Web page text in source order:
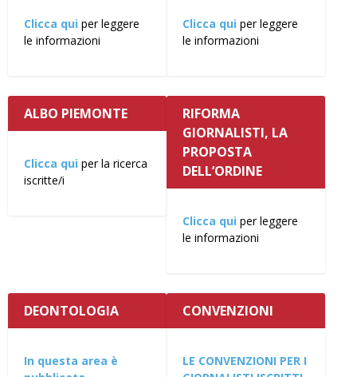
Clicca qui per leggere
le informazioni
Clicca qui per leggere
le informazioni
ALBO PIEMONTE
Clicca qui per la ricerca
iscritte/i
RIFORMA
GIORNALISTI, LA
PROPOSTA
DELL’ORDINE
Clicca qui per leggere
le informazioni
DEONTOLOGIA
In questa area è
CONVENZIONI
LE CONVENZIONI PER I